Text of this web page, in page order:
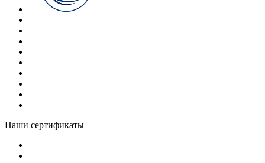
Наши сертификаты